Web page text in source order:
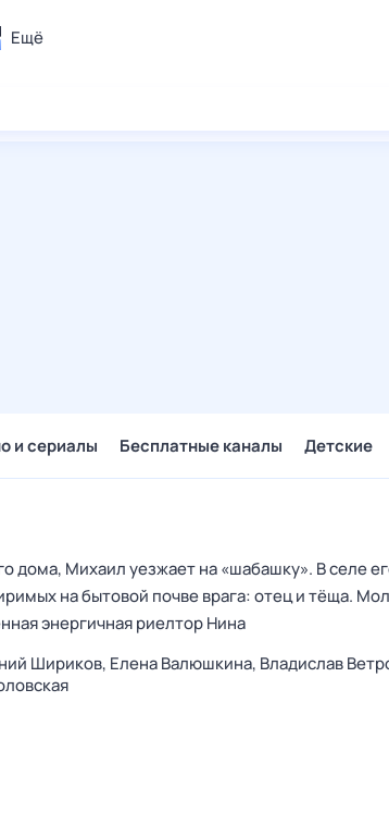
Ещё
и сериалы Бесплатные каналы Детские
дома, Михаил уезжает на «шабашку». В селе
на бытовой почве врага: отец и тёща.
энергичная риелтор Нина
Шириков, Елена Валюшкина, Владислав